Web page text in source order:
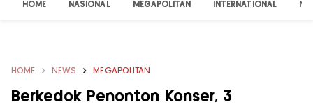
HOME NASIONAL MEGAPOLITAN INTERNATIONAL
HOME NEWS MEGAPOLITAN
Berkedok Penonton Konser, 3